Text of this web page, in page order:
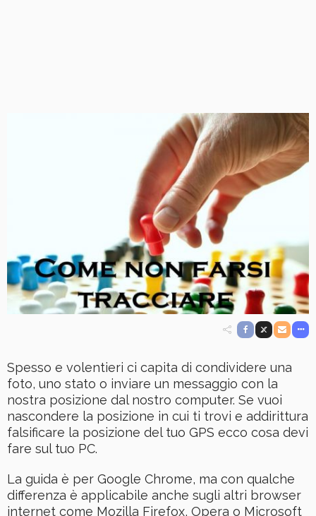
Spesso e volentieri ci capita di condividere una
foto, uno stato o inviare un messaggio con la
nostra posizione dal nostro computer. Se vuoi
nascondere la posizione in cui ti trovi e addirittura
falsificare la posizione del tuo GPS ecco cosa devi
fare sul tuo PC.
La guida è per Google Chrome, ma con qualche
differenza è applicabile anche sugli altri browser
internet come Mozilla Firefox, Opera o Microsoft